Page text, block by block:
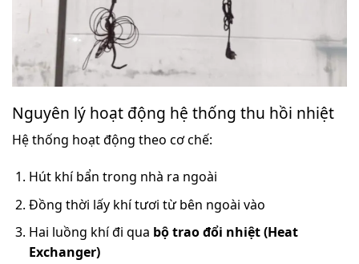
Nguyên lý hoạt động hệ thống thu hồi nhiệt
Hệ thống hoạt động theo cơ chế:
Hút khí bẩn trong nhà ra ngoài
Đồng thời lấy khí tươi từ bên ngoài vào
Hai luồng khí đi qua bộ trao đổi nhiệt (Heat
Exchanger)